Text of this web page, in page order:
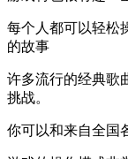
每个人都可以轻松
的故事
许多流行的经典歌
挑战。
你可以和来自全国